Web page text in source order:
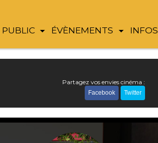
ÉVÈNEMENTS INFOS
Partagez vos envies cinéma :
Facebook Twitter